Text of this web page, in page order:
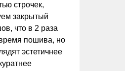
строчек,
закрытый
что в 2 раза
пошива, но
эстетичнее